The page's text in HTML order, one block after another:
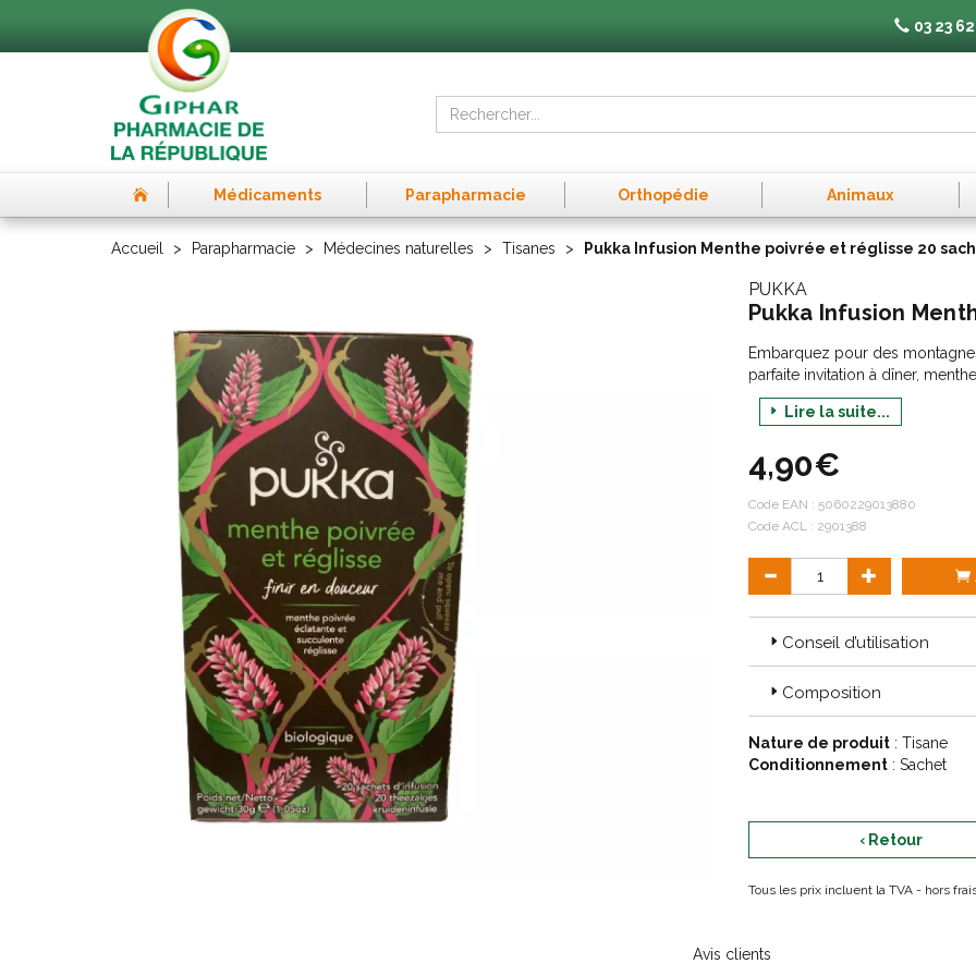
03 23
Médicaments Parapharmacie Orthopédie Animaux
Accueil Parapharmacie Médecines naturelles Tisanes Pukka Infusion Menthe poivrée et réglisse 20
PUKKA
Pukka Infusion
Embarquez pour des
parfaite invitation à dîner,
Chaque sachet de thé Pukka
enveloppe individuelle
de nos plantes biologiques.
permettant à nos plantes
Lire la suite...
4,90€
Code EAN : 5060229013880
Code ACL : 2901388
Conseil d’utilisation
Composition
Nature de produit : Tisane
Conditionnement : Sachet
‹ Retour
Tous les prix incluent la TVA - hors
Avis clients